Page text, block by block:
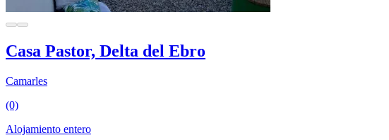
Casa Pastor, Delta del Ebro
Camarles
(0)
Alojamiento entero